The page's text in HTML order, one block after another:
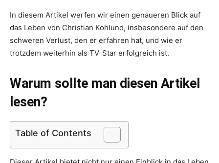
In diesem Artikel werfen wir einen genaueren Blick auf
das Leben von Christian Kohlund, insbesondere auf den
schweren Verlust, den er erfahren hat, und wie er
trotzdem weiterhin als TV-Star erfolgreich ist.
Warum sollte man diesen Artikel
lesen?
Table of Contents